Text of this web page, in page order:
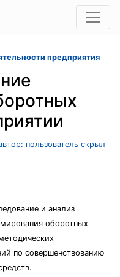
предприятия
пользователь скрыл
и анализ
оборотных
по совершенствованию